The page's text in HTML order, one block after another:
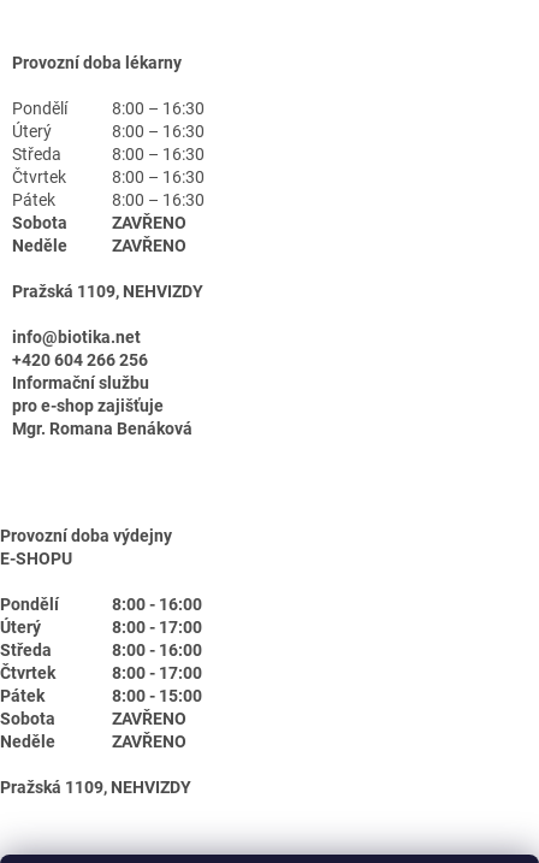
Provozní doba lékarny
Pondělí
8:00 – 16:30
Úterý
8:00 – 16:30
Středa
8:00 – 16:30
Čtvrtek
8:00 – 16:30
Pátek
8:00 – 16:30
Sobota
ZAVŘENO
Neděle
ZAVŘENO
Pražská 1109, NEHVIZDY
info@biotika.net
+420 604 266 256
Informační službu
pro e-shop zajišťuje
Mgr. Romana Benáková
Provozní doba výdejny
E-SHOPU
Pondělí
8:00 - 16:00
Úterý
8:00 - 17:00
Středa
8:00 - 16:00
Čtvrtek
8:00 - 17:00
Pátek
8:00 - 15:00
Sobota
ZAVŘENO
Neděle
ZAVŘENO
Pražská 1109, NEHVIZDY